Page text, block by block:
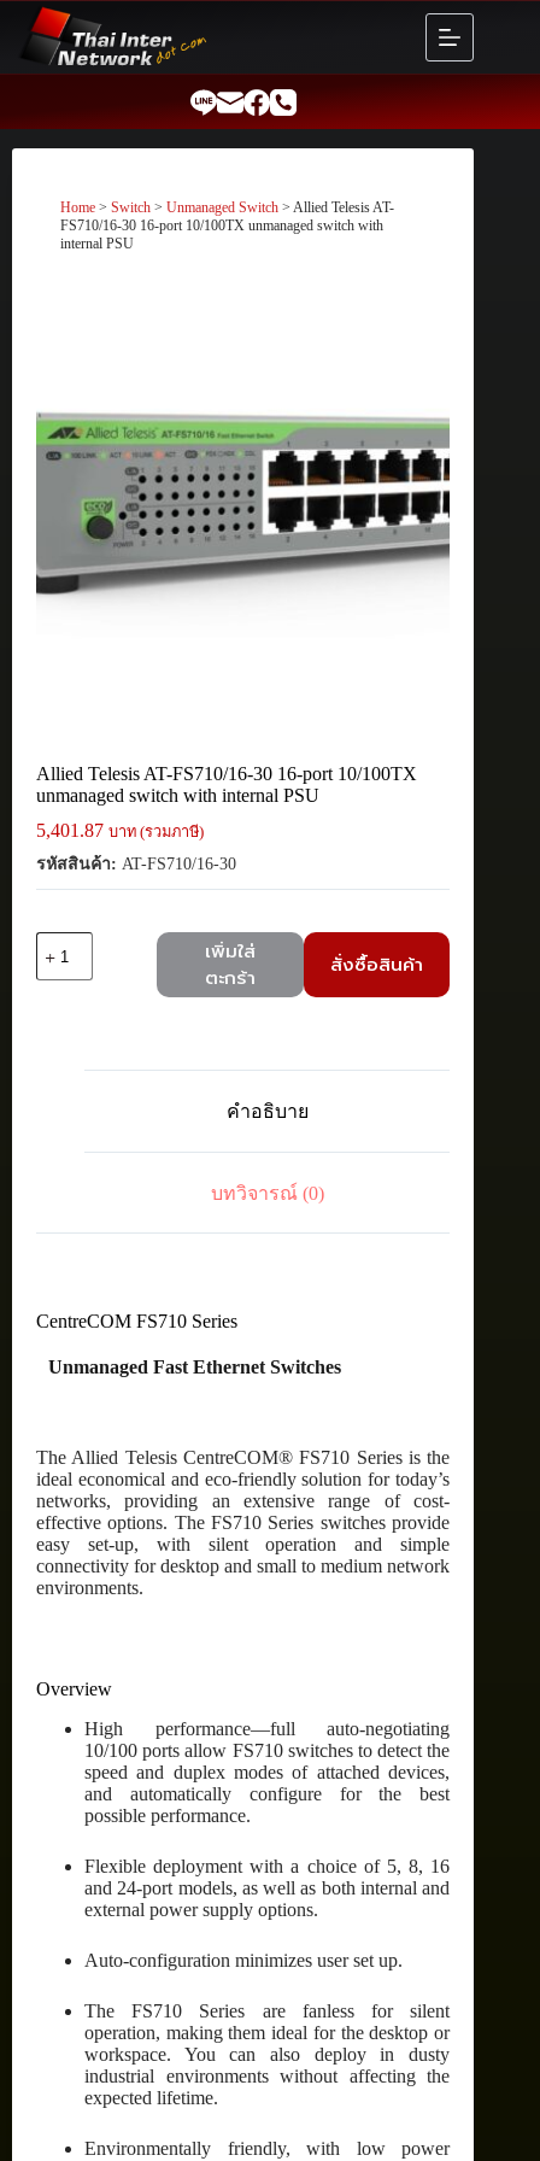
content
Home > Switch > Unmanaged Switch > Allied Telesis AT-
FS710/16-30 16-port 10/100TX unmanaged switch with
internal PSU
Allied Telesis AT-FS710/16-30 16-port 10/100TX
unmanaged switch with internal PSU
5,401.87 บาท (รวมภาษี)
รหัสสินค้า: AT-FS710/16-30
Allied
เพิ่มใส่
ตะกร้า
สั่งซื้อสินค้า
คำอธิบาย
บทวิจารณ์ (0)
CentreCOM FS710 Series
Unmanaged Fast Ethernet Switches
The Allied Telesis CentreCOM® FS710 Series is the
ideal economical and eco-friendly solution for today’s
networks, providing an extensive range of cost-
effective options. The FS710 Series switches provide
easy set-up, with silent operation and simple
connectivity for desktop and small to medium network
environments.
Overview
High performance—full auto-negotiating
10/100 ports allow FS710 switches to detect the
speed and duplex modes of attached devices,
and automatically configure for the best
possible performance.
Flexible deployment with a choice of 5, 8, 16
and 24-port models, as well as both internal and
external power supply options.
Auto-configuration minimizes user set up.
The FS710 Series are fanless for silent
operation, making them ideal for the desktop or
workspace. You can also deploy in dusty
industrial environments without affecting the
expected lifetime.
Environmentally friendly, with low power